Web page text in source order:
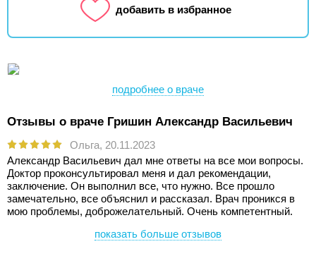
добавить в избранное
подробнее о враче
Отзывы о враче Гришин Александр Васильевич
Ольга, 20.11.2023
Александр Васильевич дал мне ответы на все мои вопросы.
Доктор проконсультировал меня и дал рекомендации,
заключение. Он выполнил все, что нужно. Все прошло
замечательно, все объяснил и рассказал. Врач проникся в
мою проблемы, доброжелательный. Очень компетентный.
показать больше отзывов